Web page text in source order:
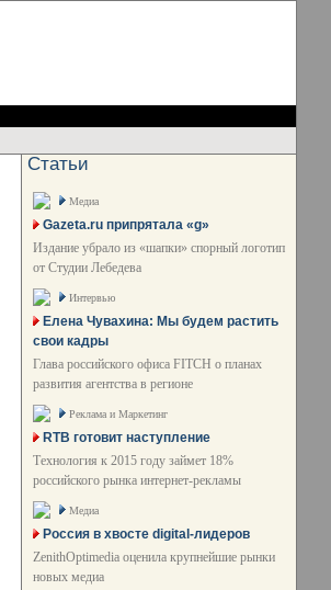
Статьи
Медиа
Gazeta.ru припрятала «g»
Издание убрало из «шапки» спорный логотип
от Студии Лебедева
Интервью
Елена Чувахина: Мы будем растить
свои кадры
Глава российского офиса FITCH о планах
развития агентства в регионе
Реклама и Маркетинг
RTB готовит наступление
Технология к 2015 году займет 18%
российского рынка интернет-рекламы
Медиа
Россия в хвосте digital-лидеров
ZenithOptimedia оценила крупнейшие рынки
новых медиа